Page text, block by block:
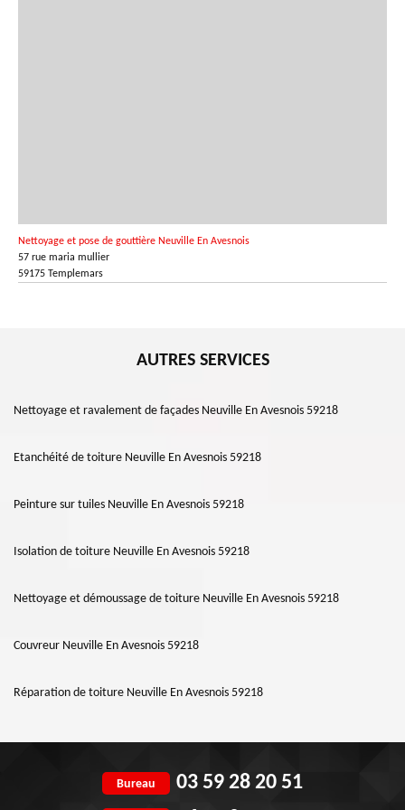
Nettoyage et pose de gouttière Neuville En Avesnois
57 rue maria mullier
59175 Templemars
AUTRES SERVICES
Nettoyage et ravalement de façades Neuville En Avesnois 59218
Etanchéité de toiture Neuville En Avesnois 59218
Peinture sur tuiles Neuville En Avesnois 59218
Isolation de toiture Neuville En Avesnois 59218
Nettoyage et démoussage de toiture Neuville En Avesnois 59218
Couvreur Neuville En Avesnois 59218
Réparation de toiture Neuville En Avesnois 59218
Bureau
03 59 28 20 51